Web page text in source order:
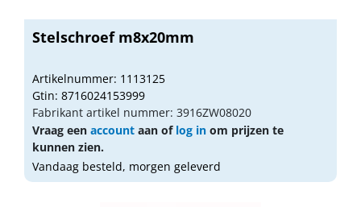
Stelschroef m8x20mm
Artikelnummer: 1113125
Gtin: 8716024153999
Fabrikant artikel nummer: 3916ZW08020
Vraag een account aan of log in om prijzen te
kunnen zien.
Vandaag besteld, morgen geleverd